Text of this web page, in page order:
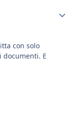
con solo
documenti. E